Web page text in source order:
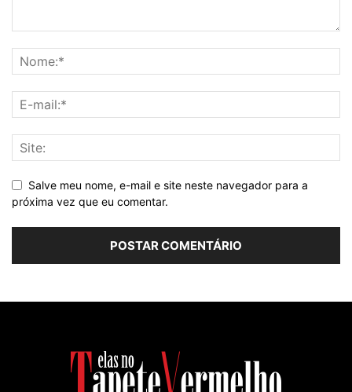
Salve meu nome, e-mail e site neste navegador para a
próxima vez que eu comentar.